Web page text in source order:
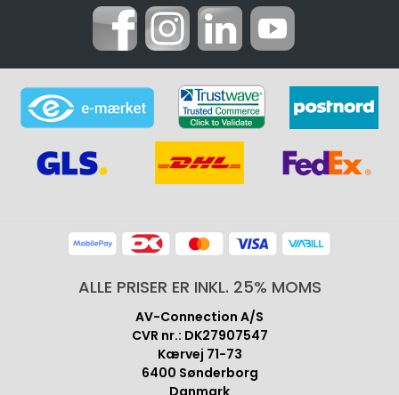
ALLE PRISER ER INKL. 25% MOMS
AV-Connection A/S
CVR nr.: DK27907547
Kærvej 71-73
6400 Sønderborg
Danmark